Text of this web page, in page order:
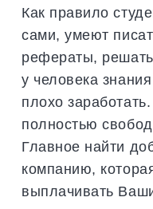
Как правило
сами, умеют
рефераты,
у человека
плохо
полностью
Главное найти
компанию,
выплачивать